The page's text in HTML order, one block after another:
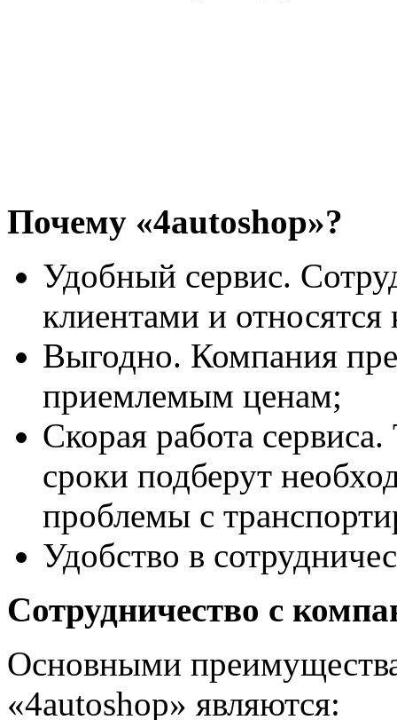
Почему «4autoshop»?
Удобный сервис.
клиентами и
Выгодно. Компания
приемлемым ценам;
Скорая работа
сроки подберут
проблемы с
Удобство в
Сотрудничество с
Основными
«4autoshop» являются: